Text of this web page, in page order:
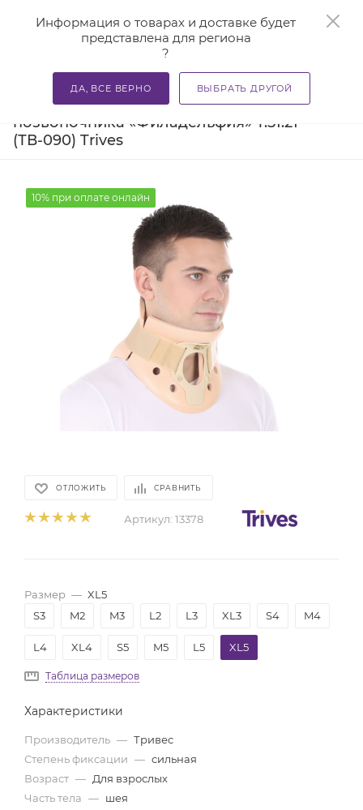
Информация о товарах и доставке будет
представлена для региона
?
ДА, ВСЕ ВЕРНО ВЫБРАТЬ ДРУГОЙ
Главная — Каталог — Бандажи и корсеты — Бандажи
Бандаж шейного отдела
позвоночника «Филадельфия» Т.51.21
(ТВ-090) Trives
10% при оплате онлайн
ОТЛОЖИТЬ СРАВНИТЬ
Артикул: 13378
Размер — XL5
S3
M2 M3 L2 L3 XL3 S4 M4
L4 XL4 S5 M5 L5 XL5
Таблица размеров
Характеристики
Производитель — Тривес
Степень фиксации — сильная
Возраст — Для взрослых
Часть тела — шея